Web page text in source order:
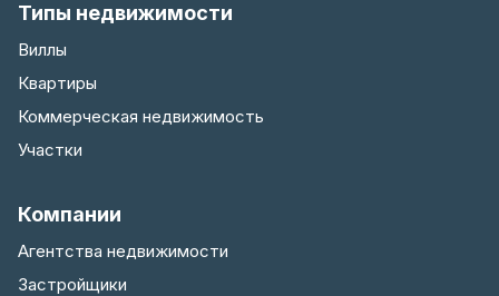
Типы недвижимости
Виллы
Квартиры
Коммерческая недвижимость
Участки
Компании
Агентства недвижимости
Застройщики